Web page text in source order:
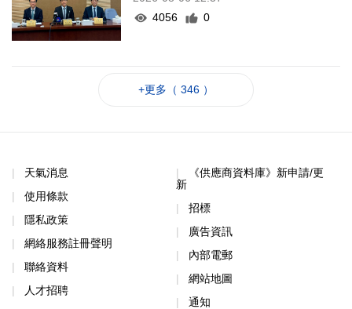
4056
0
+更多（ 346 ）
天氣消息
使用條款
隱私政策
網絡服務註冊聲明
聯絡資料
人才招聘
《供應商資料庫》新申請/更
新
招標
廣告資訊
內部電郵
網站地圖
通知